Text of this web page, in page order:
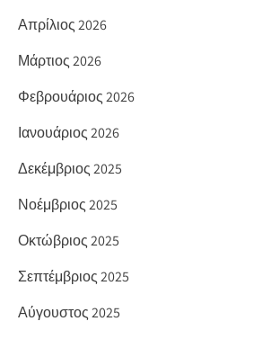
Απρίλιος 2026
Μάρτιος 2026
Φεβρουάριος 2026
Ιανουάριος 2026
Δεκέμβριος 2025
Νοέμβριος 2025
Οκτώβριος 2025
Σεπτέμβριος 2025
Αύγουστος 2025